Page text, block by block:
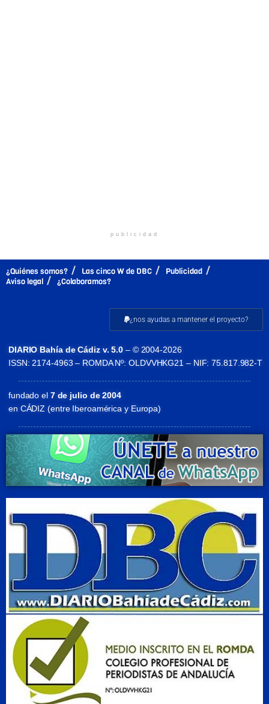
publicidad
¿Quiénes somos? Las cinco W de DBC
Publicidad
Aviso legal
¿Colaboramos?
¿nos ayudas a mantener el proyecto?
DIARIO Bahía de Cádiz v. 5.0 – © 2004-2026
ISSN: 2174-4963 – ROMDA Nº: OLDVVHKG21 – NIF: 75.817.982-T
fundado el7 de julio de 2004
en CÁDIZ (entre Iberoamérica y Europa)